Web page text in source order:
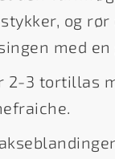
og rør
med en
2-3 tortillas